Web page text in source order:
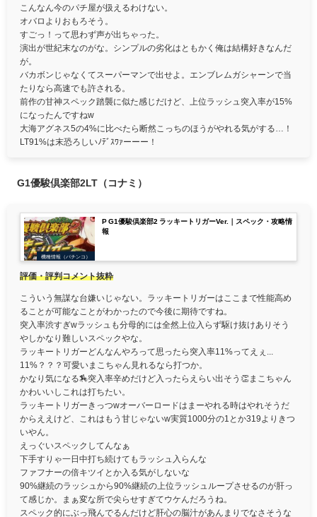
こんなん今のパチ屋が扱えるわけない。
オバロよりおもろそう。
すごっ！って思わず声が出ちゃった。
演出が世紀末なのがな。シンプルの劣化はともかく俺は結構好きなんだ
が。
バカボンじゃなくてスーパーマンで出せよ。エンブレムガシャーンで当
たりなら高速でも許される。
前作の甘神スペック踏襲に似た感じだけど、上位ラッシュ突入率が15%
になったんですねw
大海アグネス5の4%に比べたら断然こっちのほうがやれる気がする…！
LT91%は末恐ろしいﾉﾃﾞｽﾜｧーーー！
G1優駿倶楽部2LT（コナミ）
機種情報（パチンコ）
P G1優駿倶楽部2 ラッキートリガーVer.｜スペック・攻略情
報
評価・評判コメント抜粋
こういう無謀な台嫌いじゃない。ラッキートリガーはここまで性能高め
ることが可能なことがわかったので今後に期待ですね。
突入率渋すぎwラッシュも分母的には全然上位入らず駆け抜けありそう
やしかなり難しいスペックやな。
ラッキートリガーどんなんやろって思ったら突入率11%ってえぇ...
11%？？？可愛いまこちゃん見れるなら打つか。
かなり気になる🏇突入率辛めだけど入ったらえらい出そう👏まこちゃん
かわいいしこれは打ちたい。
ラッキートリガーきっつwオーバーロードはまーやれる時はやれそうだ
からええけど、これはもう甘じゃないw実質1000分の1とか319よりきつ
いやん。
えっぐいスペックしてんなぁ
下手すりゃ一日中打ち続けてもラッシュ入らんな
ファフナーの倍キツイとか入る気がしないな
90%継続のラッシュから90%継続の上位ラッシュループさせるのが肝っ
て感じか。まぁ変な所で尖らせすぎてウケんだろうね。
スペック的にぶっ飛んでるんだけど肝心の脳汁があんまりでなさそうな